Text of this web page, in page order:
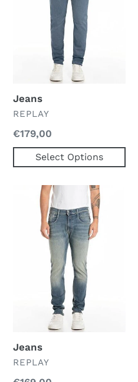
Jeans
VERKOPER
REPLAY
Normale
prijs
€179,00
Select Options
Jeans
Jeans
VERKOPER
REPLAY